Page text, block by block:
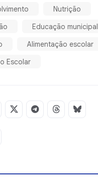
Nutrição
Educação municipal
Alimentação escolar
Escolar